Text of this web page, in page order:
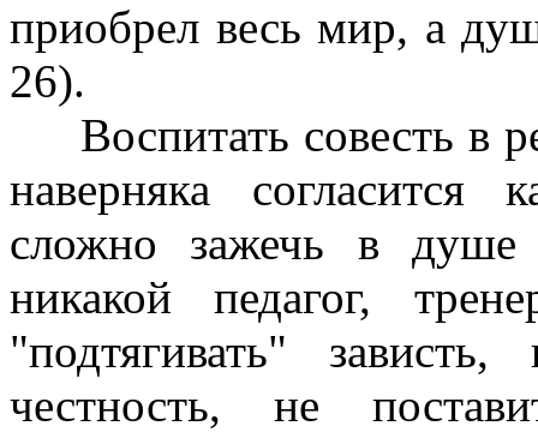
приобрел весь мир, а
26).
Воспитать совесть в
наверняка
сложно зажечь в душе
никакой педагог,
"подтягивать"
честность, не